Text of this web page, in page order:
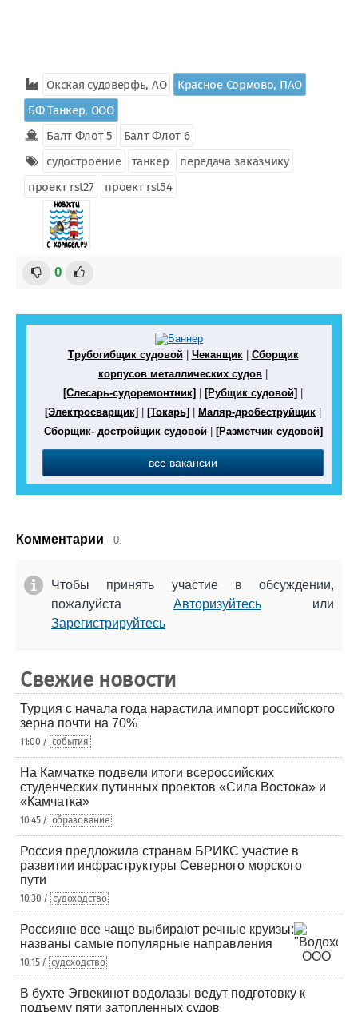
Окская судоверфь, АО
Красное Сормово, ПАО
БФ Танкер, ООО
Балт Флот 5
Балт Флот 6
судостроение
танкер
передача заказчику
проект rst27
проект rst54
0
Трубогибщик судовой| Чеканщик| Сборщик
корпусов металлических судов
[Слесарь-судоремонтник]
[Рубщик судовой]
[Электросварщик]
[Токарь] Маляр-дробеструйщик
Сборщик- достройщик судовой| [Разметчик судовой]
все вакансии
Комментарии 0.
Чтобы принять участие в обсуждении,
пожалуйста Авторизуйтесьили
Зарегистрируйтесь
Свежие новости
Турция с начала года нарастила импорт российского
зерна почти на 70%
11:00 / события
На Камчатке подвели итоги всероссийских
студенческих путинных проектов «Сила Востока» и
«Камчатка»
10:45 / образование
Россия предложила странам БРИКС участие в
развитии инфраструктуры Северного морского
пути
10:30 / судоходство
Россияне все чаще выбирают речные круизы:
названы самые популярные направления
10:15 / судоходство
В бухте Эгвекинот водолазы ведут подготовку к
подъему пяти затопленных судов